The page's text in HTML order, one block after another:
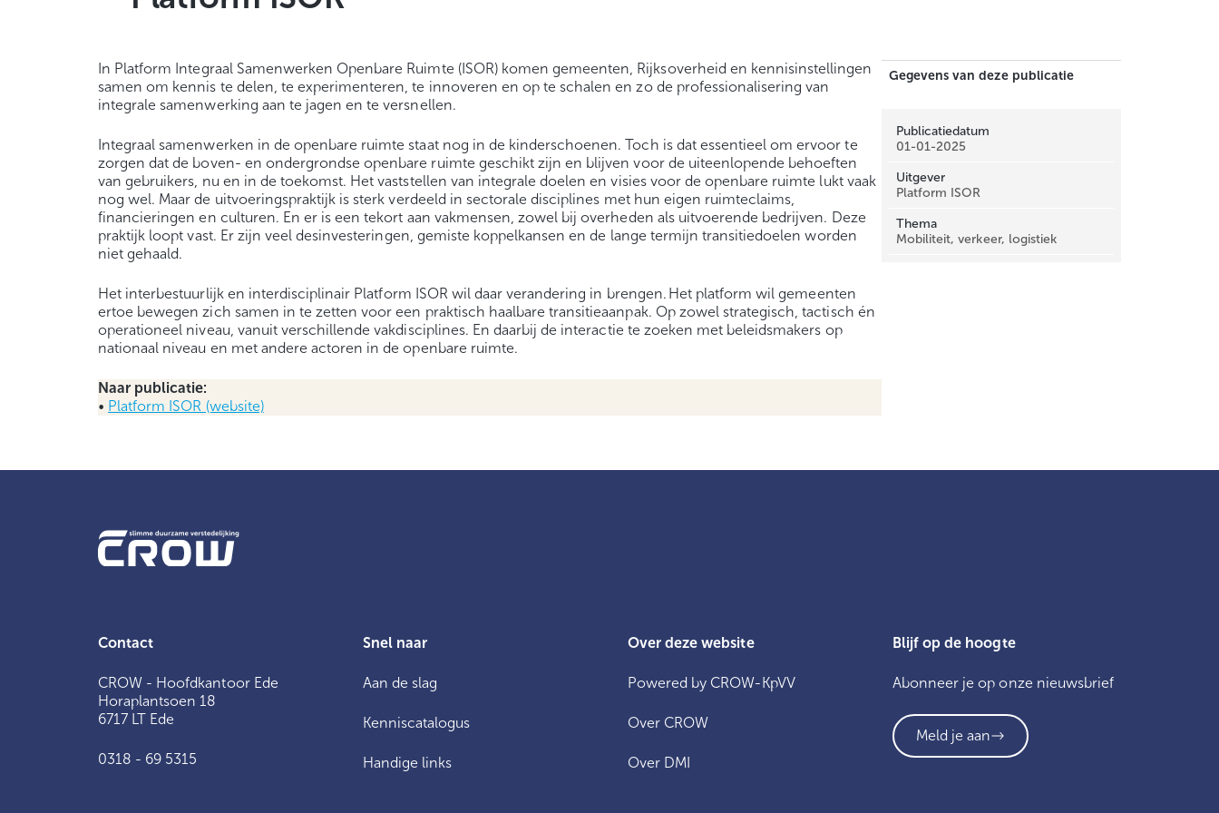
In Platform Integraal Samenwerken Openbare Ruimte (ISOR) komen gemeenten, Rijksoverheid en kennisinstellingen
samen om kennis te delen, te experimenteren, te innoveren en op te schalen en zo de professionalisering van
integrale samenwerking aan te jagen en te versnellen.
Integraal samenwerken in de openbare ruimte staat nog in de kinderschoenen. Toch is dat essentieel om ervoor te
zorgen dat de boven- en ondergrondse openbare ruimte geschikt zijn en blijven voor de uiteenlopende behoeften
van gebruikers, nu en in de toekomst. Het vaststellen van integrale doelen en visies voor de openbare ruimte lukt vaak
nog wel. Maar de uitvoeringspraktijk is sterk verdeeld in sectorale disciplines met hun eigen ruimteclaims,
financieringen en culturen. En er is een tekort aan vakmensen, zowel bij overheden als uitvoerende bedrijven. Deze
praktijk loopt vast. Er zijn veel desinvesteringen, gemiste koppelkansen en de lange termijn transitiedoelen worden
niet gehaald.
Het interbestuurlijk en interdisciplinair Platform ISOR wil daar verandering in brengen. Het platform wil gemeenten
ertoe bewegen zich samen in te zetten voor een praktisch haalbare transitieaanpak. Op zowel strategisch, tactisch én
operationeel niveau, vanuit verschillende vakdisciplines. En daarbij de interactie te zoeken met beleidsmakers op
nationaal niveau en met andere actoren in de openbare ruimte.
Naar publicatie:
• Platform ISOR (website)
Gegevens van deze publicatie
Publicatiedatum
01-01-2025
Uitgever
Platform ISOR
Thema
Mobiliteit, verkeer, logistiek
Contact
CROW - Hoofdkantoor Ede
Horaplantsoen 18
6717 LT Ede
0318 - 69 5315
Snel naar
Aan de slag
Kenniscatalogus
Handige links
Over deze website
Powered by CROW-KpVV
Over CROW
Over DMI
Blijf op de hoogte
Abonneer je op onze nieuwsbrief
Meld je aan